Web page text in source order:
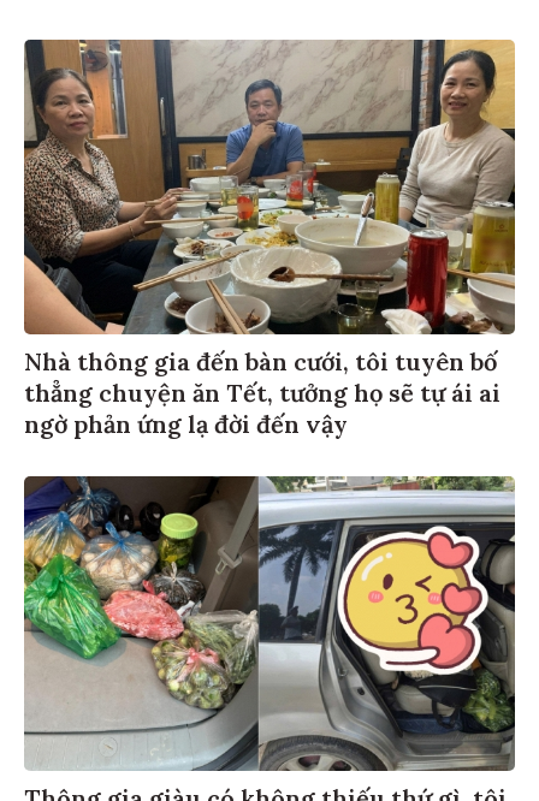
Nhà thông gia đến bàn cưới, tôi tuyên bố
thẳng chuyện ăn Tết, tưởng họ sẽ tự ái ai
ngờ phản ứng lạ đời đến vậy
Thông gia giàu có không thiếu thứ gì, tôi